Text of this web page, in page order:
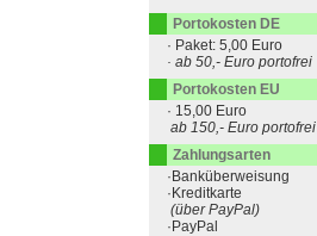
Portokosten DE
· Paket: 5,00 Euro
· ab 50,- Euro portofrei
Portokosten EU
· 15,00 Euro
ab 150,- Euro portofrei
Zahlungsarten
·Banküberweisung
·Kreditkarte
(über PayPal)
·PayPal